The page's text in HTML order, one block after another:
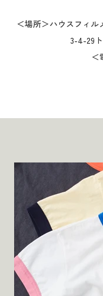
＜場所＞ハウスフィル
3-4-29
＜